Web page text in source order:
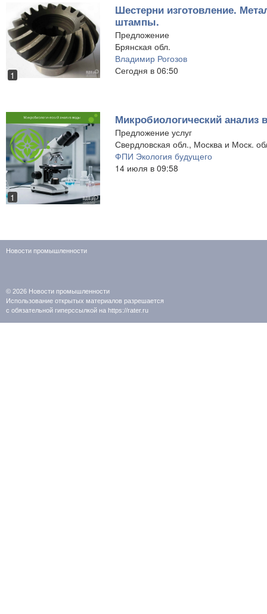
1
Шестерни изготовление.
штампы.
Предложение
Брянская обл.
Владимир Рогозов
Сегодня в 06:50
1
Микробиологический анализ
Предложение услуг
Свердловская обл., Москва и Моск.
ФПИ Экология будущего
14 июля в 09:58
Новости промышленности
© 2026 Новости промышленности
Использование открытых материалов разрешается
с обязательной гиперссылкой на https://rater.ru